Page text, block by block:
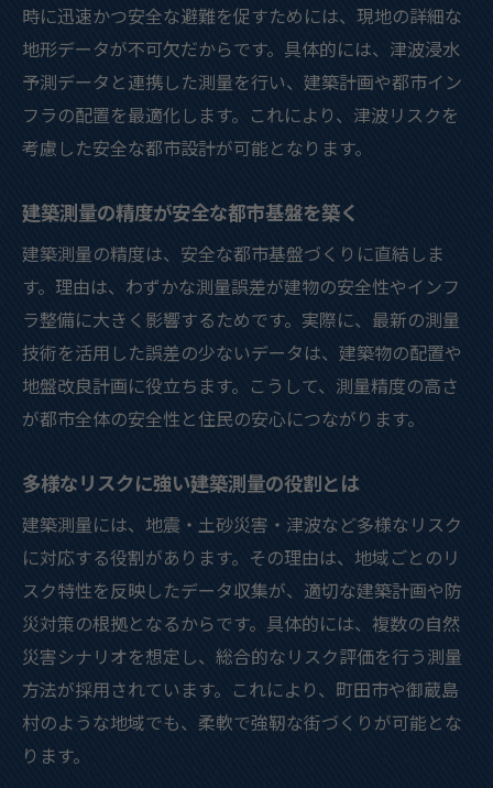
時に迅速かつ安全な避難を促すためには、現地の詳細な
地形データが不可欠だからです。具体的には、津波浸水
予測データと連携した測量を行い、建築計画や都市イン
フラの配置を最適化します。これにより、津波リスクを
考慮した安全な都市設計が可能となります。
建築測量の精度が安全な都市基盤を築く
建築測量の精度は、安全な都市基盤づくりに直結しま
す。理由は、わずかな測量誤差が建物の安全性やインフ
ラ整備に大きく影響するためです。実際に、最新の測量
技術を活用した誤差の少ないデータは、建築物の配置や
地盤改良計画に役立ちます。こうして、測量精度の高さ
が都市全体の安全性と住民の安心につながります。
多様なリスクに強い建築測量の役割とは
建築測量には、地震・土砂災害・津波など多様なリスク
に対応する役割があります。その理由は、地域ごとのリ
スク特性を反映したデータ収集が、適切な建築計画や防
災対策の根拠となるからです。具体的には、複数の自然
災害シナリオを想定し、総合的なリスク評価を行う測量
方法が採用されています。これにより、町田市や御蔵島
村のような地域でも、柔軟で強靭な街づくりが可能とな
ります。